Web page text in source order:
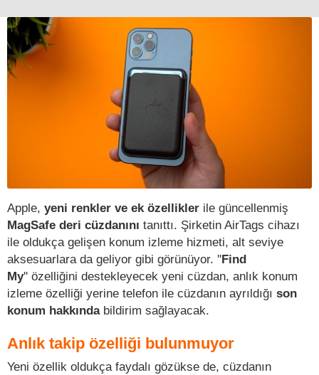
Apple, yeni renkler ve ek özellikler ile güncellenmiş
MagSafe deri cüzdanını tanıttı. Şirketin AirTags cihazı
ile oldukça gelişen konum izleme hizmeti, alt seviye
aksesuarlara da geliyor gibi görünüyor. ''Find
My'' özelliğini destekleyecek yeni cüzdan, anlık konum
izleme özelliği yerine telefon ile cüzdanın ayrıldığı son
konum hakkındabildirim sağlayacak.
Anlık takip özelliği bulunmuyor
Yeni özellik oldukça faydalı gözükse de, cüzdanın